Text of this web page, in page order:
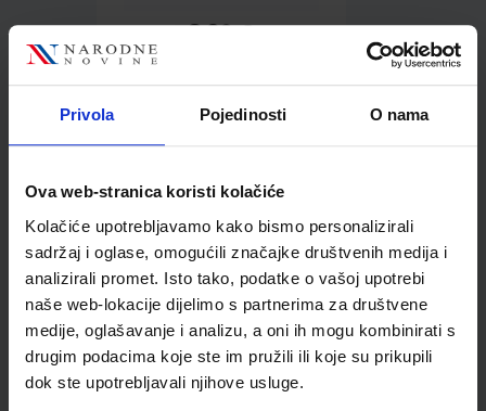
Privola Pojedinosti O nama
Ova web-stranica koristi kolačiće
Kolačiće upotrebljavamo kako bismo personalizirali
sadržaj i oglase, omogućili značajke društvenih medija i
analizirali promet. Isto tako, podatke o vašoj upotrebi
naše web-lokacije dijelimo s partnerima za društvene
medije, oglašavanje i analizu, a oni ih mogu kombinirati s
drugim podacima koje ste im pružili ili koje su prikupili
dok ste upotrebljavali njihove usluge.
8,90 €
Kupci najčešće biraju..
Kreda školska bijela 10/1
Jolly